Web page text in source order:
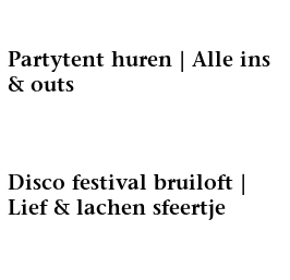
Partytent huren | Alle ins
& outs
Disco festival bruiloft |
Lief & lachen sfeertje